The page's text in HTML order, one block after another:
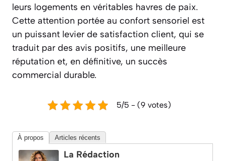
leurs logements en véritables havres de paix.
Cette attention portée au confort sensoriel est
un puissant levier de satisfaction client, qui se
traduit par des avis positifs, une meilleure
réputation et, en définitive, un succès
commercial durable.
5/5 - (9 votes)
À propos Articles récents
La Rédaction